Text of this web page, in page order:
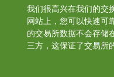
我们很高兴在我们的交
网站上，您可以快速可
的交易所数据不会存储
三方，这保证了交易所